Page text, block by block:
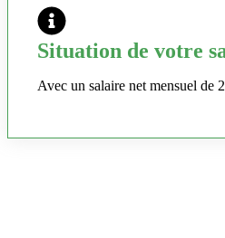
Situation de votre
Avec un salaire net mensuel de